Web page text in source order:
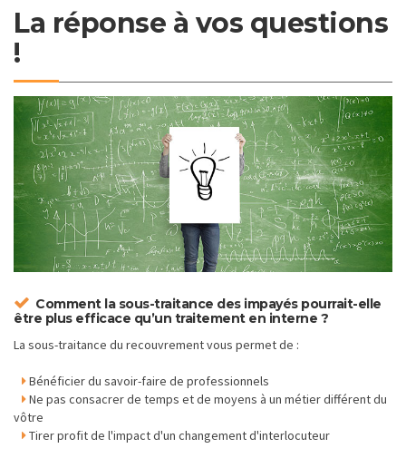
La réponse à vos questions
!
Comment la sous-traitance des impayés pourrait-elle
être plus efficace qu’un traitement en interne ?
La sous-traitance du recouvrement vous permet de :
Bénéficier du savoir-faire de professionnels
Ne pas consacrer de temps et de moyens à un métier différent du
vôtre
Tirer profit de l'impact d'un changement d'interlocuteur